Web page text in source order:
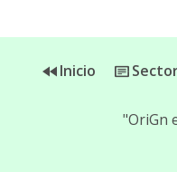
Inicio
"OriGn